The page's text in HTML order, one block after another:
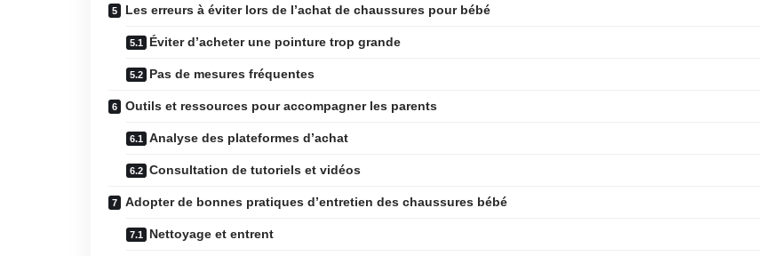
Les erreurs à éviter lors de l’achat de chaussures pour bébé
Éviter d’acheter une pointure trop grande
Pas de mesures fréquentes
Outils et ressources pour accompagner les parents
Analyse des plateformes d’achat
Consultation de tutoriels et vidéos
Adopter de bonnes pratiques d’entretien des chaussures bébé
Nettoyage et entrent